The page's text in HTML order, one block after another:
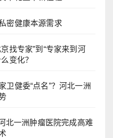
密健康本源需求
找专家”到“专家来到河
变化？
卫健委“点名”？河北一洲
北一洲肿瘤医院完成高难